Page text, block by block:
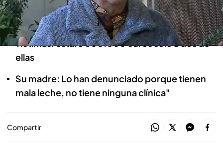
consulta en una vivienda malagueña
Investigadores identifican al menos a 10
víctimas: estafó 300.000 euros solo a dos de
ellas
Su madre: Lo han denunciado porque tienen
mala leche, no tiene ninguna clínica"
Compartir